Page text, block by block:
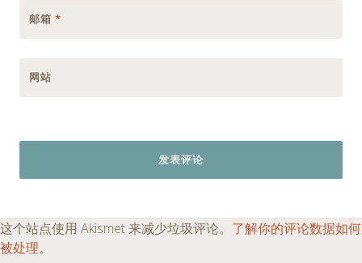
邮箱 *
网站
这个站点使用 Akismet 来减少垃圾评论。 了解你的评论数据如何
被处理。